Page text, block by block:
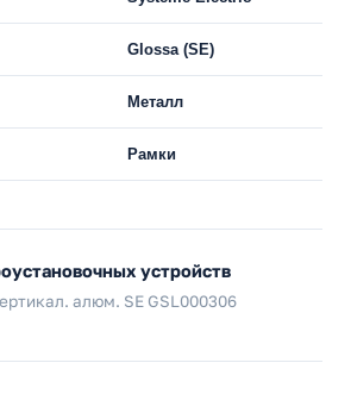
Glossa (SE)
Металл
Рамки
устройств
алюм. SE GSL000306